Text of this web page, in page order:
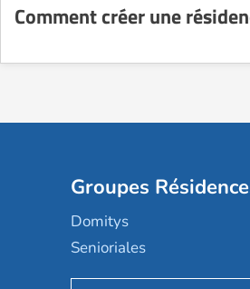
Comment créer une
Groupes
Domitys
Senioriales
Nohée